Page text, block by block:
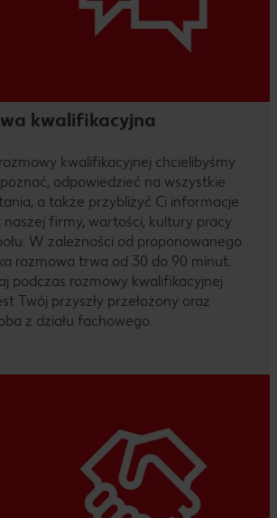
kwalifikacyjna
kwalifikacyjnej chcielibyśmy
odpowiedzieć na wszystkie
a także przybliżyć Ci informacje
firmy, wartości, kultury pracy
W zależności od proponowanego
rozmowa trwa od 30 do 90 minut.
podczas rozmowy kwalifikacyjnej
Twój przyszły przełożony oraz
z działu fachowego.